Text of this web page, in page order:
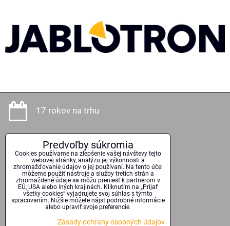
17 rokov na trhu
Odborné poradenstvo
Kvalitné technológie
Predvoľby súkromia
Cookies používame na zlepšenie vašej návštevy tejto
webovej stránky, analýzu jej výkonnosti a
zhromažďovanie údajov o jej používaní. Na tento účel
môžeme použiť nástroje a služby tretích strán a
zhromaždené údaje sa môžu preniesť k partnerom v
EÚ, USA alebo iných krajinách. Kliknutím na „Prijať
všetky cookies“ vyjadrujete svoj súhlas s týmto
spracovaním. Nižšie môžete nájsť podrobné informácie
alebo upraviť svoje preferencie.
Zásady ochrany osobných údajov